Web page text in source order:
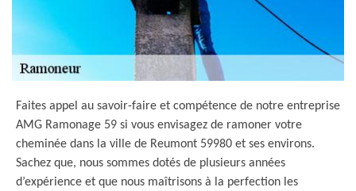
Faites appel au savoir-faire et compétence de notre entreprise
AMG Ramonage 59 si vous envisagez de ramoner votre
cheminée dans la ville de Reumont 59980 et ses environs.
Sachez que, nous sommes dotés de plusieurs années
d’expérience et que nous maîtrisons à la perfection les